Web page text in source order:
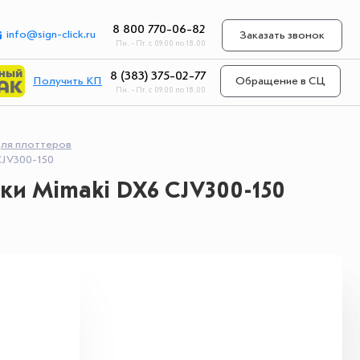
info@sign-click.ru 8 800 770-06-82
Пн. - Пт. с 09.00 по 18.00
Заказать звонок
Получить КП 8 (383) 375-02-77
Пн. - Пт. с 09.00 по 18.00
Обращение в СЦ
плоттеров
150
Mimaki DX6 CJV300-150